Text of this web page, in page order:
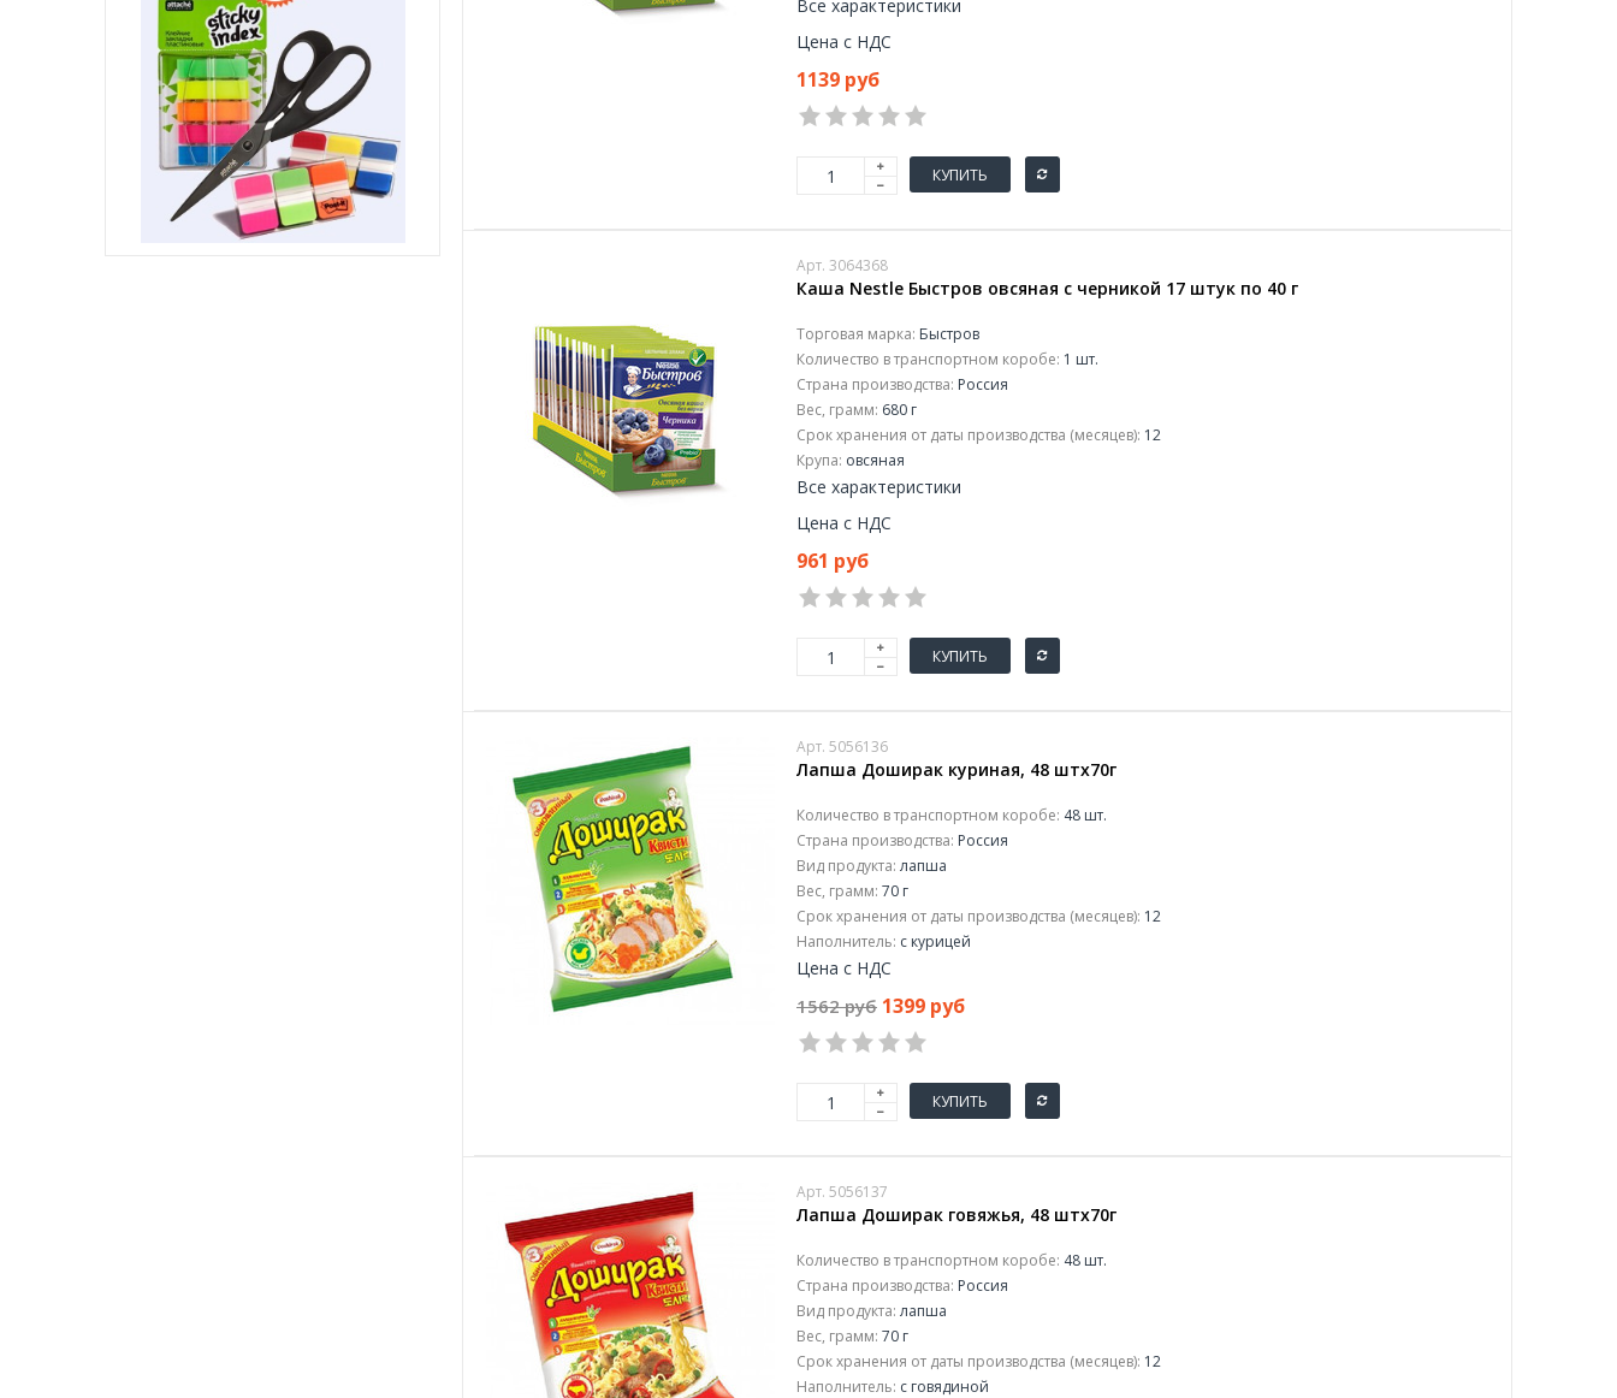
Все характеристики
Цена с НДС
1139 руб
КУПИТЬ
Арт. 3064368
Каша Nestle Быстров овсяная с черникой 17 штук по 40 г
Торговая марка: Быстров
Количество в транспортном коробе: 1 шт.
Страна производства: Россия
Вес, грамм: 680 г
Срок хранения от даты производства (месяцев): 12
Крупа: овсяная
Все характеристики
Цена с НДС
961 руб
КУПИТЬ
Арт. 5056136
Лапша Доширак куриная, 48 штх70г
Количество в транспортном коробе: 48 шт.
Страна производства: Россия
Вид продукта: лапша
Вес, грамм: 70 г
Срок хранения от даты производства (месяцев): 12
Наполнитель: с курицей
Цена с НДС
1562 руб 1399 руб
КУПИТЬ
Арт. 5056137
Лапша Доширак говяжья, 48 штх70г
Количество в транспортном коробе: 48 шт.
Страна производства: Россия
Вид продукта: лапша
Вес, грамм: 70 г
Срок хранения от даты производства (месяцев): 12
Наполнитель: с говядиной